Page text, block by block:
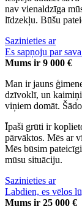
nav vienaldzīga
līdzekļu. Būšu
Sazinieties ar
Es sapņoju par
Mums ir 9 000 €
Man ir jauns
dzīvoklī, un
viņiem domāt.
Īpaši grūti ir
pārvāktos. Mēs ar
Mēs būsim
mūsu situāciju.
Sazinieties ar
Labdien, es vēlos
Mums ir 25 000 €